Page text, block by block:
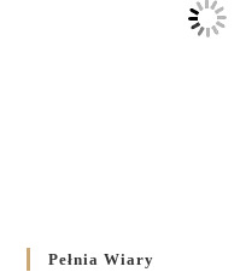
Pełnia Wiary